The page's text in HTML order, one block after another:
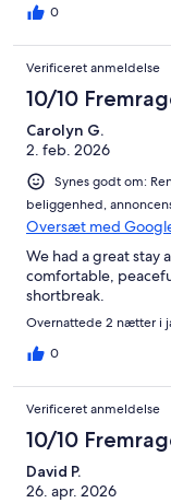
0
Verificeret anmeldelse
10/10
Carolyn G.
2. feb. 2026
Synes godt om:
beliggenhed,
Oversæt med
We had a great stay
comfortable,
shortbreak.
Overnattede 2 nætter i
0
Verificeret anmeldelse
10/10
David P.
26. apr. 2026